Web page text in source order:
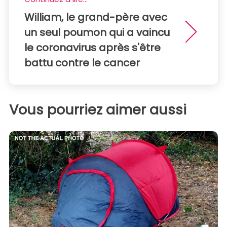
William, le grand-père avec
un seul poumon qui a vaincu
le coronavirus après s'être
battu contre le cancer
Vous pourriez aimer aussi